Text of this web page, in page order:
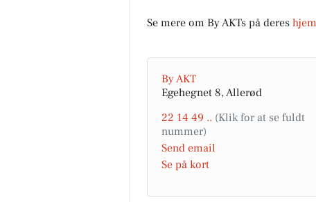
Se mere om By AKTs på deres
By AKT
Egehegnet 8, Allerød
22 14 49 ..
Send email
Se på kort